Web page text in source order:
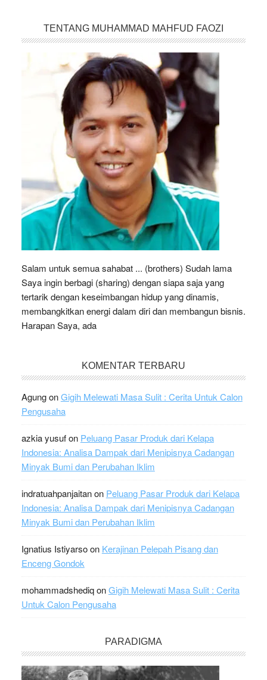
TENTANG MUHAMMAD MAHFUD FAOZI
Salam untuk semua sahabat ... (brothers) Sudah lama
Saya ingin berbagi (sharing) dengan siapa saja yang
tertarik dengan keseimbangan hidup yang dinamis,
membangkitkan energi dalam diri dan membangun bisnis.
Harapan Saya, ada
KOMENTAR TERBARU
AgungonGigih Melewati Masa Sulit : Cerita Untuk Calon
Pengusaha
azkia yusufon Peluang Pasar Produk dari Kelapa
Indonesia: Analisa Dampak dari Menipisnya Cadangan
Minyak Bumi dan Perubahan Iklim
indratuahpanjaitanon Peluang Pasar Produk dari Kelapa
Indonesia: Analisa Dampak dari Menipisnya Cadangan
Minyak Bumi dan Perubahan Iklim
Ignatius Istiyarsoon Kerajinan Pelepah Pisang dan
Enceng Gondok
mohammadshediqonGigih Melewati Masa Sulit : Cerita
Untuk Calon Pengusaha
PARADIGMA